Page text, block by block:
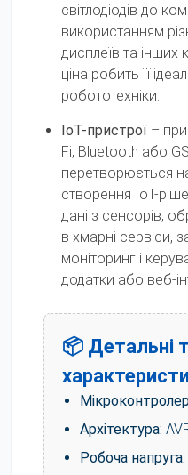
світлодіодів до
використанням
дисплеїв та інших
ціна робить її
робототехніки.
IoT-пристрої – при
Fi, Bluetooth або
перетворюється
створення IoT-
дані з сенсорів,
в хмарні сервіси,
моніторинг і
додатки або веб-
📦 Детальні
Архітектура:
Робоча напруга: